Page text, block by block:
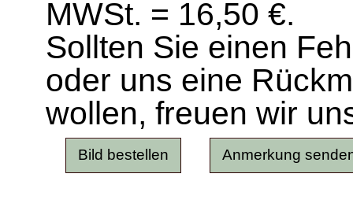
MWSt. = 16,50 €.
Sollten Sie einen
oder uns eine
wollen, freuen wir